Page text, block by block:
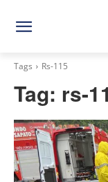
Tags Rs-115
Tag: rs-